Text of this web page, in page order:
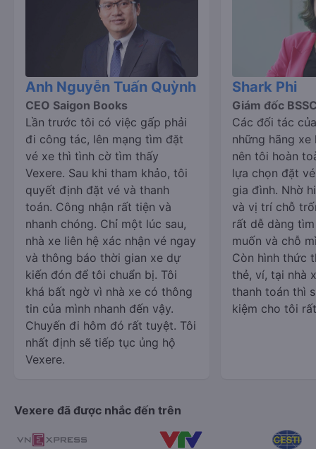
Anh Nguyễn Tuấn Quỳnh
CEO Saigon Books
Lần trước tôi có việc gấp phải
đi công tác, lên mạng tìm đặt
vé xe thì tình cờ tìm thấy
Vexere. Sau khi tham khảo, tôi
quyết định đặt vé và thanh
toán. Công nhận rất tiện và
nhanh chóng. Chỉ một lúc sau,
nhà xe liên hệ xác nhận vé ngay
và thông báo thời gian xe dự
kiến đón để tôi chuẩn bị. Tôi
khá bất ngờ vì nhà xe có thông
tin của mình nhanh đến vậy.
Chuyến đi hôm đó rất tuyệt. Tôi
nhất định sẽ tiếp tục ủng hộ
Vexere.
Shark Phi
Giám đốc
Các đối tác
những hãng
nên tôi hoàn
lựa chọn đặt
gia đình. Nhờ
và vị trí chỗ
rất dễ dàng
muốn và chỗ
Còn hình thức
thẻ, ví, tại nhà
thanh toán thì
kiệm cho tôi
Vexere đã được nhắc đến trên